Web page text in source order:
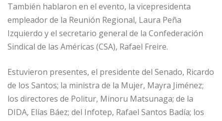
También hablaron en el evento, la vicepresidenta
empleador de la Reunión Regional, Laura Peña
Izquierdo y el secretario general de la Confederación
Sindical de las Américas (CSA), Rafael Freire.
Estuvieron presentes, el presidente del Senado, Ricardo
de los Santos; la ministra de la Mujer, Mayra Jiménez;
los directores de Politur, Minoru Matsunaga; de la
DIDA, Elías Báez; del Infotep, Rafael Santos Badía; los